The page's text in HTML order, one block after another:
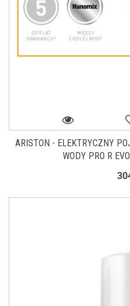
ARISTON - ELEKTRYCZNY
WODY PRO R